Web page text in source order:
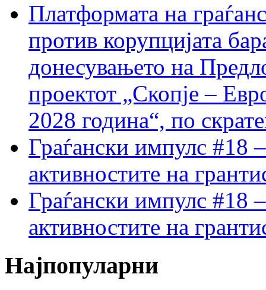
Платформата на
против корупцијата
донесувањето на
проектот „Скопје –
2028 година“, по
Граѓански импулс #18
активностите на
Граѓански импулс #18
активностите на
Најпопуларни